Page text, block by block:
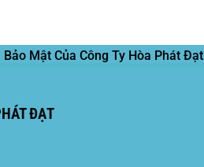
Mật Của Công Ty Hòa Phát Đạt
ĐẠT